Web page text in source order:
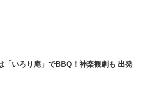
「いろり庵」でBBQ！神楽観劇も 出発